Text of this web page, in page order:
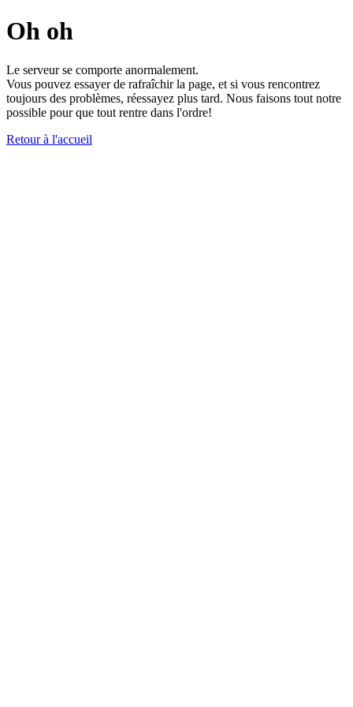
Oh oh
Le serveur se comporte anormalement.
Vous pouvez essayer de rafraîchir la page, et si vous rencontrez
toujours des problèmes, réessayez plus tard. Nous faisons tout notre
possible pour que tout rentre dans l'ordre!
Retour à l'accueil